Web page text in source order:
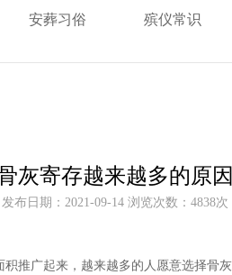
安葬习俗 殡仪常识
灰寄存越来越多的原因
发布日期：2021-09-14 浏览次数：4838次
推广起来，越来越多的人愿意选择骨